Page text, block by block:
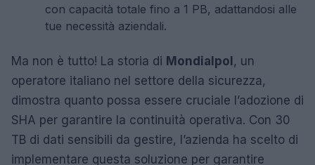
con capacità totale fino a 1 PB, adattandosi alle
tue necessità aziendali.
Ma non è tutto! La storia di Mondialpol , un
operatore italiano nel settore della sicurezza,
dimostra quanto possa essere cruciale l’adozione di
SHA per garantire la continuità operativa. Con 30
TB di dati sensibili da gestire, l’azienda ha scelto di
implementare questa soluzione per garantire